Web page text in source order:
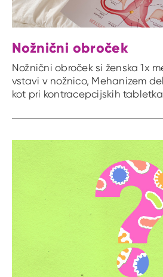
Nožnični obroček
Nožnični obroček si ženska 1x
vstavi v nožnico, Mehanizem
kot pri kontracepcijskih